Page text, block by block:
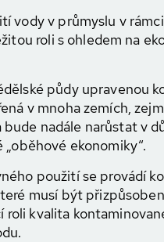
vody v průmyslu v
roli s ohledem na
půdy upravenou
v mnoha zemích,
nadále narůstat v
ekonomiky“.
použití se provádí
musí být
roli kvalita